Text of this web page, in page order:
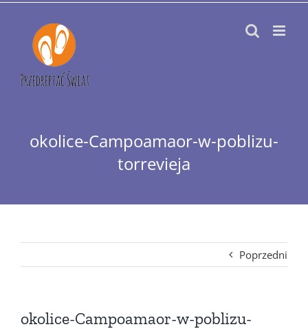
Przejdź
zawartości
okolice-Campoamaor-w-poblizu-
torrevieja
Poprzedni
okolice-Campoamaor-w-poblizu-